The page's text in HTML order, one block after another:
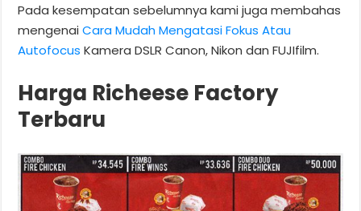
Pada kesempatan sebelumnya kami juga membahas
mengenaiCara Mudah Mengatasi Fokus Atau
Autofocus Kamera DSLR Canon, Nikon dan FUJIfilm.
Harga Richeese Factory
Terbaru